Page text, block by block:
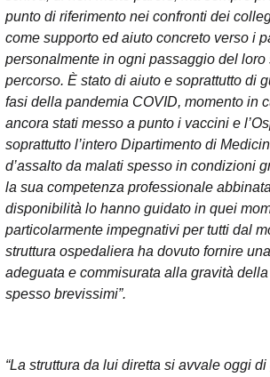
punto di riferimento nei confronti dei
come supporto ed aiuto concreto verso i
personalmente in ogni passaggio del
percorso. È stato di aiuto e soprattutto di
fasi della pandemia COVID, momento in
ancora stati messo a punto i vaccini e
soprattutto l’intero Dipartimento di
d’assalto da malati spesso in condizioni
la sua competenza professionale
disponibilità lo hanno guidato in quei
particolarmente impegnativi per tutti dal
struttura ospedaliera ha dovuto fornire
adeguata e commisurata alla gravità
spesso brevissimi”.
“La struttura da lui diretta si avvale oggi